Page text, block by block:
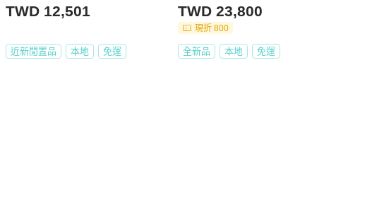
TWD 12,501
近新閒置品 本地 免運
TWD 23,800
現折 800
全新品 本地 免運